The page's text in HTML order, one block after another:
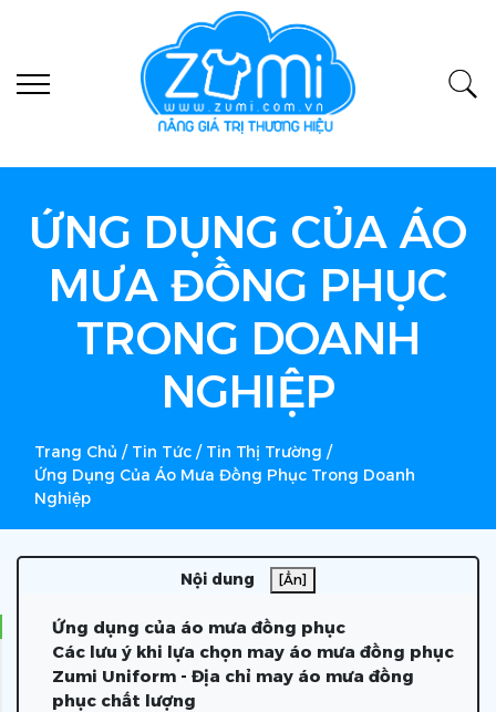
ỨNG DỤNG CỦA ÁO
MƯA ĐỒNG PHỤC
TRONG DOANH
NGHIỆP
Trang Chủ / Tin Tức / Tin Thị Trường /
Ứng Dụng Của Áo Mưa Đồng Phục Trong Doanh
Nghiệp
Nội dung [Ẩn]
Ứng dụng của áo mưa đồng phục
Các lưu ý khi lựa chọn may áo mưa đồng phục
Zumi Uniform - Địa chỉ may áo mưa đồng
phục chất lượng